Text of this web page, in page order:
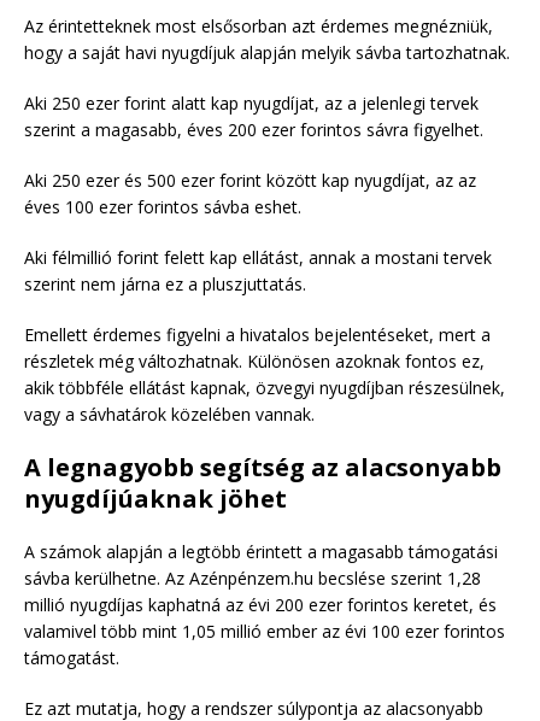
Az érintetteknek most elsősorban azt érdemes megnézniük,
hogy a saját havi nyugdíjuk alapján melyik sávba tartozhatnak.
Aki 250 ezer forint alatt kap nyugdíjat, az a jelenlegi tervek
szerint a magasabb, éves 200 ezer forintos sávra figyelhet.
Aki 250 ezer és 500 ezer forint között kap nyugdíjat, az az
éves 100 ezer forintos sávba eshet.
Aki félmillió forint felett kap ellátást, annak a mostani tervek
szerint nem járna ez a pluszjuttatás.
Emellett érdemes figyelni a hivatalos bejelentéseket, mert a
részletek még változhatnak. Különösen azoknak fontos ez,
akik többféle ellátást kapnak, özvegyi nyugdíjban részesülnek,
vagy a sávhatárok közelében vannak.
A legnagyobb segítség az alacsonyabb
nyugdíjúaknak jöhet
A számok alapján a legtöbb érintett a magasabb támogatási
sávba kerülhetne. Az Azénpénzem.hu becslése szerint 1,28
millió nyugdíjas kaphatná az évi 200 ezer forintos keretet, és
valamivel több mint 1,05 millió ember az évi 100 ezer forintos
támogatást.
Ez azt mutatja, hogy a rendszer súlypontja az alacsonyabb